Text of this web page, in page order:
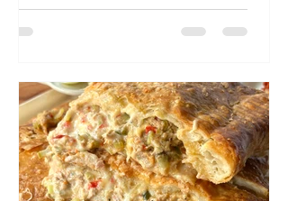
דג אחר ואפילו טופו. זו ממש ארוחה מלאה, יחד
עם ירקות טריים ואורז דביק, מטבל כיפי, פשוט
מטוגנים וקריספיים (כ-8 יחידות) 8 יחידות דפי
אורז 1 חבילה חטיפי אצות נורי, א